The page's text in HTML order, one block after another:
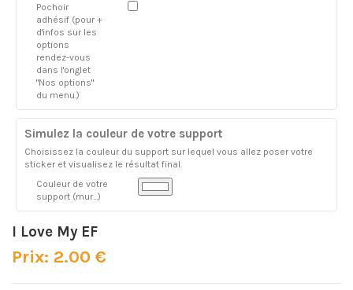
Pochoir
adhésif (pour +
d'infos sur les
options
rendez-vous
dans l'onglet
"Nos options"
du menu.)
Simulez la couleur de votre support
Choisissez la couleur du support sur lequel vous allez poser votre
sticker et visualisez le résultat final.
Couleur de votre
support (mur...)
I Love My EF
Prix: 2.00 €